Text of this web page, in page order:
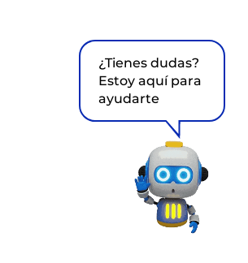
¿Tienes dudas?
Estoy aquí para
ayudarte